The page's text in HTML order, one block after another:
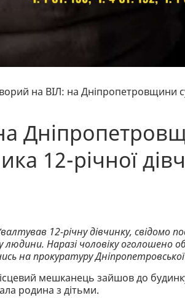
на ВІЛ: на Дніпропетровщини
12-річної
12-річну дівчинку, свідомо
людини. Наразі чоловіку оголошено
на прокуратуру
мешканець зайшов до
родина з дітьми.